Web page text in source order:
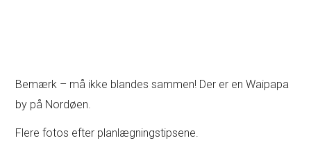
Bemærk – må ikke blandes sammen! Der er en Waipapa
by på Nordøen.
Flere fotos efter planlægningstipsene.